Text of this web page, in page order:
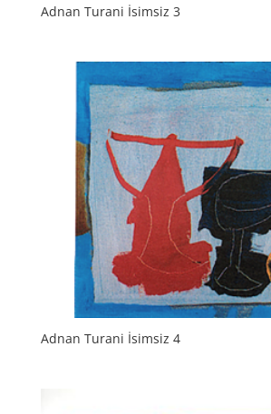
Adnan Turani İsimsiz 3
Adnan Turani İsimsiz 4